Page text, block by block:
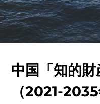
中国「知的
（2021-2035